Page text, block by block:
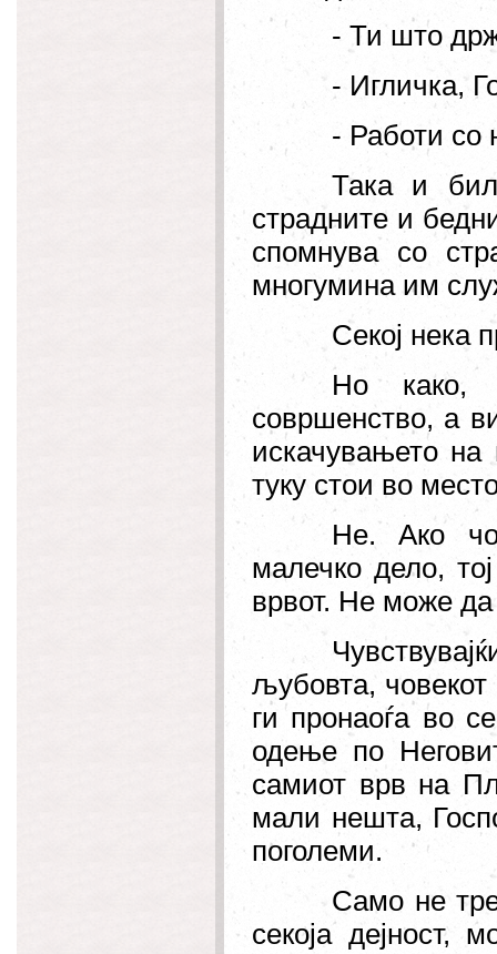
- Ти што
- Игличка,
- Работи со
Така и
страдните и
спомнува со
многумина им
Секој нека
Но како,
совршенство, а
искачувањето
туку стои во
Не. Ако
малечко дело,
врвот. Не може да
љубовта,
ги пронаоѓа во
одење по
самиот врв на
мали нешта,
поголеми.
Само не
секоја дејност,